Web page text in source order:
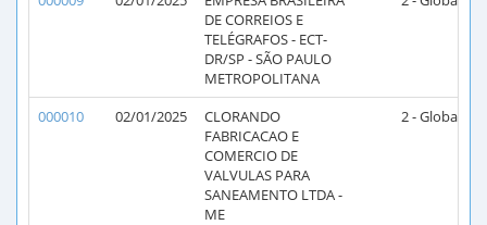
DE CORREIOS E
TELÉGRAFOS - ECT-
DR/SP - SÃO PAULO
METROPOLITANA
000010 02/01/2025
CLORANDO
FABRICACAO E
COMERCIO DE
VALVULAS PARA
SANEAMENTO LTDA -
ME
2 - Global